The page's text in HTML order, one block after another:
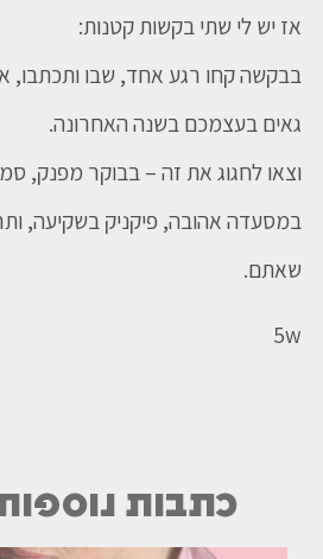
אז יש לי שתי בקשות קטנות:⁠
בבקשה קחו רגע אחד, שבו ותכתבו,
גאים בעצמכם בשנה האחרונה.⁠
וצאו לחגוג את זה – בבוקר מפנק,
במסעדה אהובה, פיקניק בשקיעה,
שאתם.
5w
כתבות נוספות